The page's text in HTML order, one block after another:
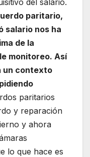
paritario,
salario nos ha
de la
monitoreo. Así
un contexto
paritarios
y reparación
y ahora
lo que hace es